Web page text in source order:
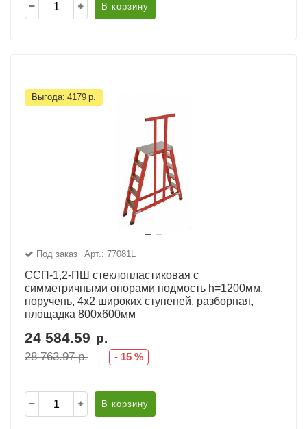
В корзину
Выгода: 4179 р.
Под заказ Арт.: 77081L
ССП-1,2-ПШ стеклопластиковая с
симметричными опорами подмость h=1200мм,
поручень, 4х2 широких ступеней, разборная,
площадка 800х600мм
24 584.59 р.
28 763.97р. - 15 %
В корзину